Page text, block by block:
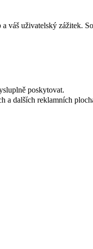
váš uživatelský zážitek.
poskytovat.
a dalších reklamních